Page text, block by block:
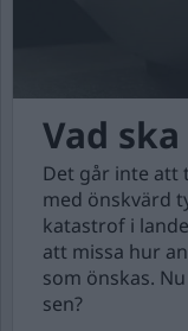
Vad
Det går inte att
med önskvärd
katastrof i
att missa hur
som önskas.
sen?